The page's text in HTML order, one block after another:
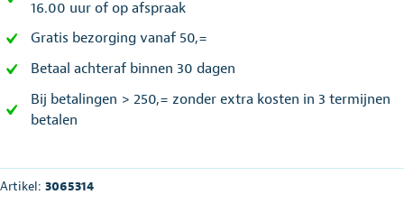
16.00 uur of op afspraak
Gratis bezorging vanaf 50,=
Betaal achteraf binnen 30 dagen
Bij betalingen > 250,= zonder extra kosten in 3 termijnen
betalen
Artikel: 3065314